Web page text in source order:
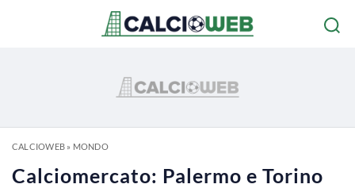
CALCIOWEB» MONDO
Calciomercato: Palermo e Torino